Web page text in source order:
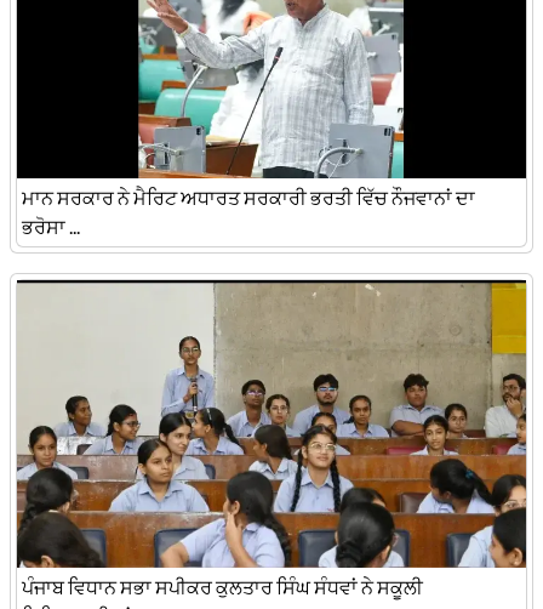
ਮਾਨ ਸਰਕਾਰ ਨੇ ਮੈਰਿਟ ਅਧਾਰਤ ਸਰਕਾਰੀ ਭਰਤੀ ਵਿੱਚ ਨੌਜਵਾਨਾਂ ਦਾ
ਭਰੋਸਾ ...
ਪੰਜਾਬ ਵਿਧਾਨ ਸਭਾ ਸਪੀਕਰ ਕੁਲਤਾਰ ਸਿੰਘ ਸੰਧਵਾਂ ਨੇ ਸਕੂਲੀ